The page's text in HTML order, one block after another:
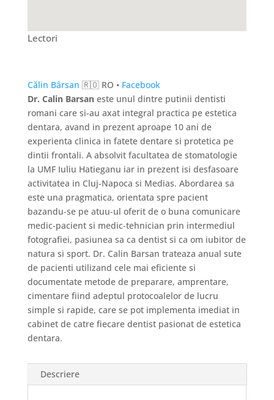
Lectori
Călin Bârsan 🇷🇴 RO • Facebook
Dr. Calin Barsaneste unul dintre putinii dentisti
romani care si-au axat integral practica pe estetica
dentara, avand in prezent aproape 10 ani de
experienta clinica in fatete dentare si protetica pe
dintii frontali. A absolvit facultatea de stomatologie
la UMF Iuliu Hatieganu iar in prezent isi desfasoare
activitatea in Cluj-Napoca si Medias. Abordarea sa
este una pragmatica, orientata spre pacient
bazandu-se pe atuu-ul oferit de o buna comunicare
medic-pacient si medic-tehnician prin intermediul
fotografiei, pasiunea sa ca dentist si ca om iubitor de
natura si sport. Dr. Calin Barsan trateaza anual sute
de pacienti utilizand cele mai eficiente si
documentate metode de preparare, amprentare,
cimentare fiind adeptul protocoalelor de lucru
simple si rapide, care se pot implementa imediat in
cabinet de catre fiecare dentist pasionat de estetica
dentara.
Descriere